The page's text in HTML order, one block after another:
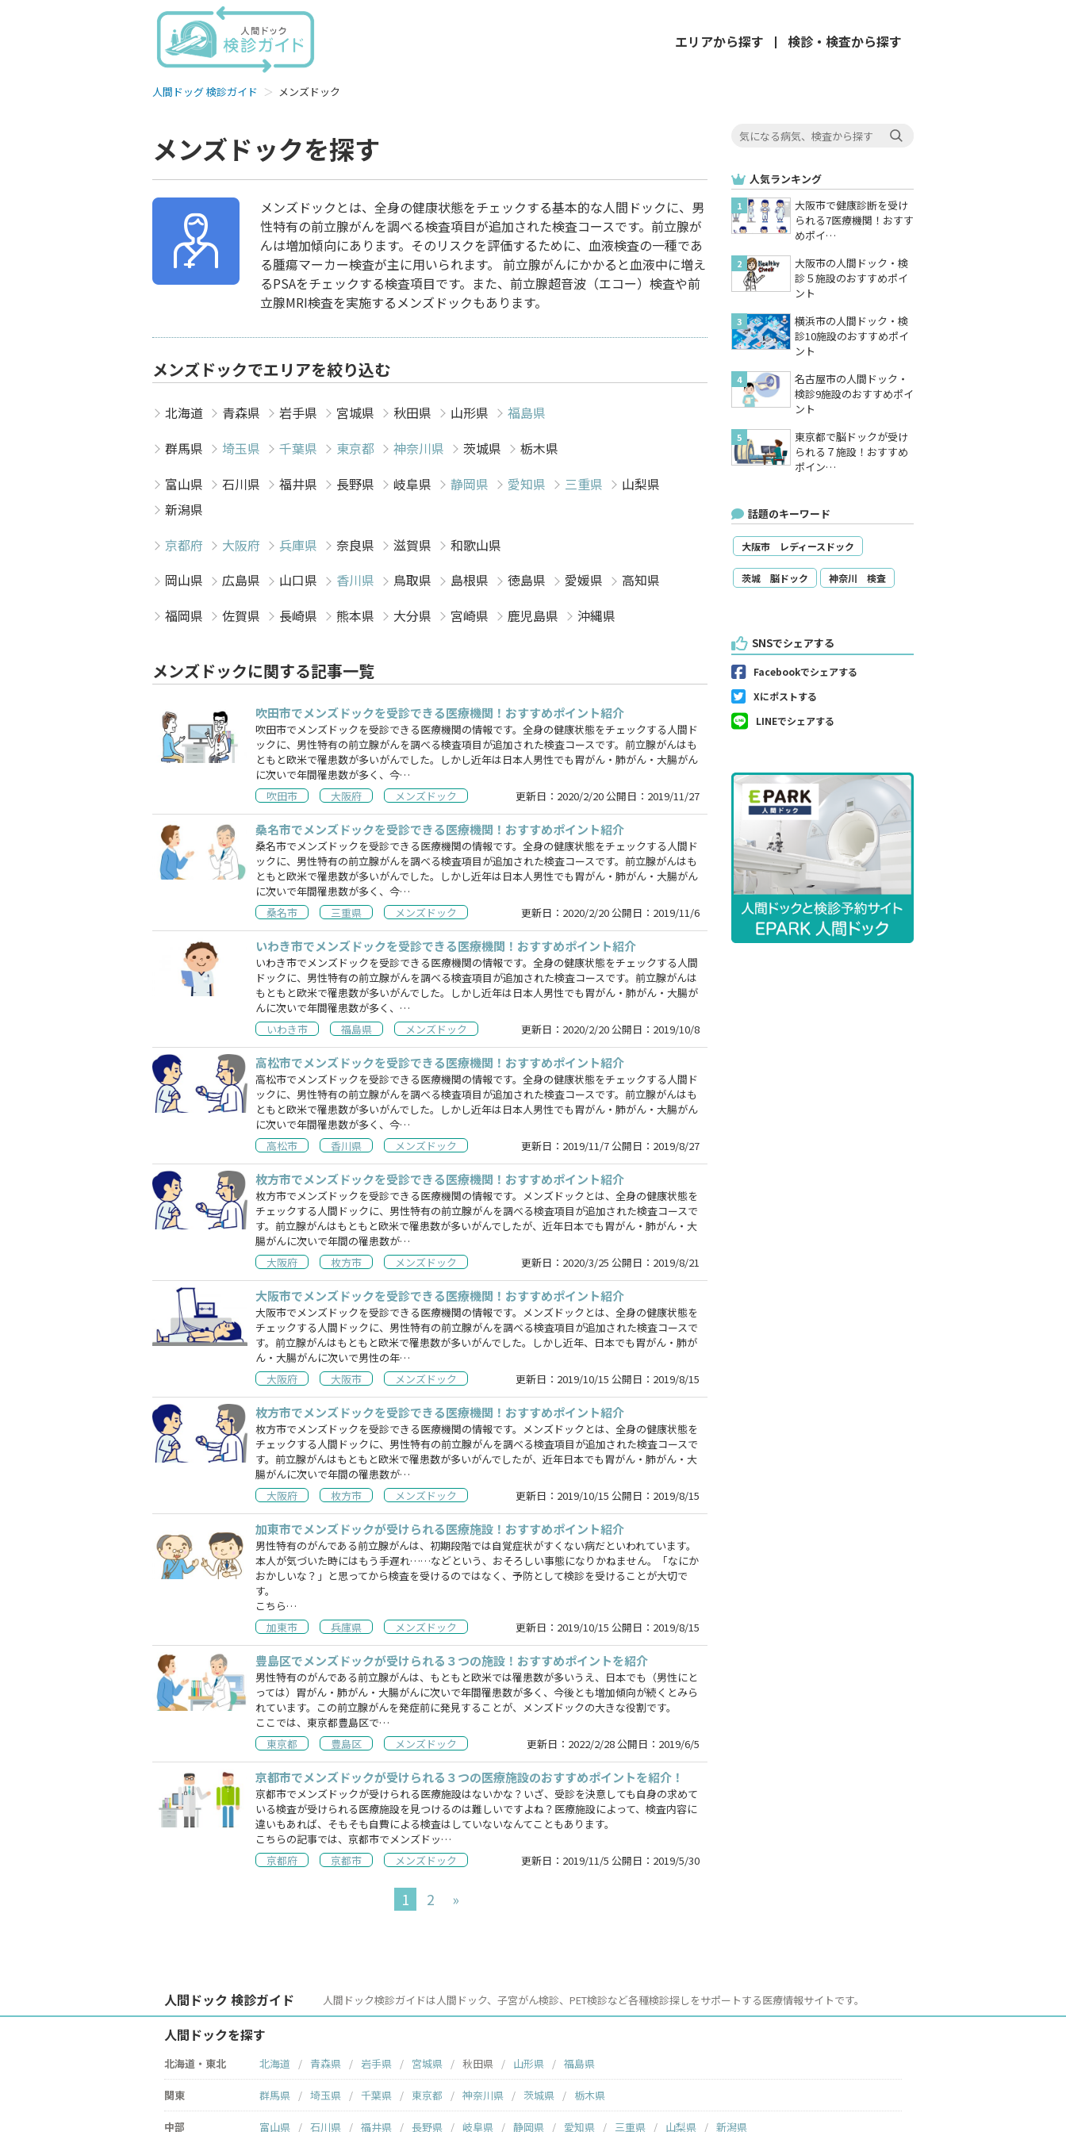
エリアから探す 検診・検査から探す
人間ドッグ 検診ガイド メンズドック
メンズドックを探す
メンズドックとは、全身の健康状態をチェックする基本的な人間ドックに、男
性特有の前立腺がんを調べる検査項目が追加された検査コースです。前立腺が
んは増加傾向にあります。そのリスクを評価するために、血液検査の一種であ
る腫瘍マーカー検査が主に用いられます。 前立腺がんにかかると血液中に増え
るPSAをチェックする検査項目です。また、前立腺超音波（エコー）検査や前
立腺MRI検査を実施するメンズドックもあります。
メンズドックでエリアを絞り込む
北海道 青森県 岩手県 宮城県 秋田県 山形県
福島県
群馬県
埼玉県 千葉県 東京都 神奈川県 茨城県
栃木県
富山県
石川県 福井県 長野県 岐阜県 静岡県 愛知県 三重県
山梨県
新潟県
京都府
大阪府 兵庫県 奈良県 滋賀県
和歌山県
岡山県
広島県 山口県 香川県 鳥取県 島根県 徳島県 愛媛県
高知県
福岡県
佐賀県 長崎県 熊本県 大分県 宮崎県 鹿児島県 沖縄県
メンズドックに関する記事一覧
吹田市でメンズドックを受診できる医療機関！おすすめポイント紹介
吹田市でメンズドックを受診できる医療機関の情報です。全身の健康状態をチェックする人間ド
ックに、男性特有の前立腺がんを調べる検査項目が追加された検査コースです。前立腺がんはも
ともと欧米で罹患数が多いがんでした。しかし近年は日本人男性でも胃がん・肺がん・大腸がん
に次いで年間罹患数が多く、今…
吹田市
大阪府 メンズドック 更新日： 2020/2/20 公開日： 2019/11/27
桑名市でメンズドックを受診できる医療機関！おすすめポイント紹介
桑名市でメンズドックを受診できる医療機関の情報です。全身の健康状態をチェックする人間ド
ックに、男性特有の前立腺がんを調べる検査項目が追加された検査コースです。前立腺がんはも
ともと欧米で罹患数が多いがんでした。しかし近年は日本人男性でも胃がん・肺がん・大腸がん
に次いで年間罹患数が多く、今…
桑名市
三重県 メンズドック 更新日： 2020/2/20 公開日： 2019/11/6
いわき市でメンズドックを受診できる医療機関！おすすめポイント紹介
いわき市でメンズドックを受診できる医療機関の情報です。全身の健康状態をチェックする人間
ドックに、男性特有の前立腺がんを調べる検査項目が追加された検査コースです。前立腺がんは
もともと欧米で罹患数が多いがんでした。しかし近年は日本人男性でも胃がん・肺がん・大腸が
んに次いで年間罹患数が多く、…
いわき市
福島県 メンズドック 更新日： 2020/2/20 公開日： 2019/10/8
高松市でメンズドックを受診できる医療機関！おすすめポイント紹介
高松市でメンズドックを受診できる医療機関の情報です。全身の健康状態をチェックする人間ド
ックに、男性特有の前立腺がんを調べる検査項目が追加された検査コースです。前立腺がんはも
ともと欧米で罹患数が多いがんでした。しかし近年は日本人男性でも胃がん・肺がん・大腸がん
に次いで年間罹患数が多く、今…
高松市
香川県 メンズドック 更新日： 2019/11/7 公開日： 2019/8/27
枚方市でメンズドックを受診できる医療機関！おすすめポイント紹介
枚方市でメンズドックを受診できる医療機関の情報です。メンズドックとは、全身の健康状態を
チェックする人間ドックに、男性特有の前立腺がんを調べる検査項目が追加された検査コースで
す。前立腺がんはもともと欧米で罹患数が多いがんでしたが、近年日本でも胃がん・肺がん・大
腸がんに次いで年間の罹患数が…
大阪府
枚方市 メンズドック 更新日： 2020/3/25 公開日： 2019/8/21
大阪市でメンズドックを受診できる医療機関！おすすめポイント紹介
大阪市でメンズドックを受診できる医療機関の情報です。メンズドックとは、全身の健康状態を
チェックする人間ドックに、男性特有の前立腺がんを調べる検査項目が追加された検査コースで
す。前立腺がんはもともと欧米で罹患数が多いがんでした。しかし近年、日本でも胃がん・肺が
ん・大腸がんに次いで男性の年…
大阪府
大阪市 メンズドック 更新日： 2019/10/15 公開日： 2019/8/15
枚方市でメンズドックを受診できる医療機関！おすすめポイント紹介
枚方市でメンズドックを受診できる医療機関の情報です。メンズドックとは、全身の健康状態を
チェックする人間ドックに、男性特有の前立腺がんを調べる検査項目が追加された検査コースで
す。前立腺がんはもともと欧米で罹患数が多いがんでしたが、近年日本でも胃がん・肺がん・大
腸がんに次いで年間の罹患数が…
大阪府
枚方市 メンズドック 更新日： 2019/10/15 公開日： 2019/8/15
加東市でメンズドックが受けられる医療施設！おすすめポイント紹介
男性特有のがんである前立腺がんは、初期段階では自覚症状がすくない病だといわれています。
本人が気づいた時にはもう手遅れ……などという、おそろしい事態になりかねません。「なにか
おかしいな？」と思ってから検査を受けるのではなく、予防として検診を受けることが大切で
す。
こちら…
加東市
兵庫県 メンズドック 更新日： 2019/10/15 公開日： 2019/8/15
豊島区でメンズドックが受けられる３つの施設！おすすめポイントを紹介
男性特有のがんである前立腺がんは、もともと欧米では罹患数が多いうえ、日本でも（男性にと
っては）胃がん・肺がん・大腸がんに次いで年間罹患数が多く、今後とも増加傾向が続くとみら
れています。この前立腺がんを発症前に発見することが、メンズドックの大きな役割です。
ここでは、東京都豊島区で…
東京都
豊島区 メンズドック 更新日： 2022/2/28 公開日： 2019/6/5
京都市でメンズドックが受けられる３つの医療施設のおすすめポイントを紹介！
京都市でメンズドックが受けられる医療施設はないかな？いざ、受診を決意しても自身の求めて
いる検査が受けられる医療施設を見つけるのは難しいですよね？医療施設によって、検査内容に
違いもあれば、そもそも自費による検査はしていないなんてこともあります。
こちらの記事では、京都市でメンズドッ…
京都府
京都市 メンズドック 更新日： 2019/11/5 公開日： 2019/5/30
1 2 »
人気ランキング
大阪市で健康診断を受け
られる7医療機関！おすす
めポイ…
大阪市の人間ドック・検
診５施設のおすすめポイ
ント
横浜市の人間ドック・検
診10施設のおすすめポイ
ント
名古屋市の人間ドック・
検診9施設のおすすめポイ
ント
東京都で脳ドックが受け
られる７施設！おすすめ
ポイン…
話題のキーワード
大阪市 レディースドック
茨城 脳ドック 神奈川 検査
SNSでシェアする
Facebookでシェアする
Xにポストする
LINEでシェアする
人間ドック 検診ガイド 人間ドック検診ガイドは人間ドック、子宮がん検診、PET検診など各種検診探しをサポートする医療情報サイトです。
人間ドックを探す
北海道・東北 北海道 青森県 岩手県 宮城県 秋田県 山形県 福島県
関東 群馬県 埼玉県 千葉県 東京都 神奈川県 茨城県 栃木県
中部 富山県 石川県 福井県 長野県 岐阜県 静岡県 愛知県 三重県 山梨県 新潟県